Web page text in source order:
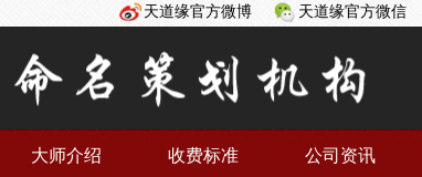
天道缘官方微信
天道缘官方微博
大师介绍 收费标准 公司资讯